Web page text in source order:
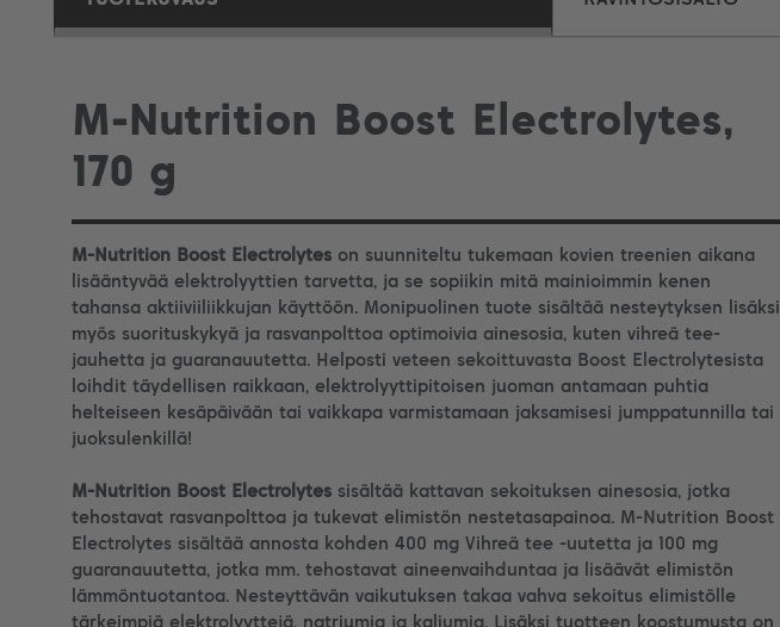
M-Nutrition Boost Electrolytes,
170 g
M-Nutrition Boost Electrolytes on suunniteltu tukemaan kovien treenien aikana
lisääntyvää elektrolyyttien tarvetta, ja se sopiikin mitä mainioimmin kenen
tahansa aktiiviiliikkujan käyttöön. Monipuolinen tuote sisältää nesteytyksen lisäksi
myös suorituskykyä ja rasvanpolttoa optimoivia ainesosia, kuten vihreä tee-
jauhetta ja guaranauutetta. Helposti veteen sekoittuvasta Boost Electrolytesista
loihdit täydellisen raikkaan, elektrolyyttipitoisen juoman antamaan puhtia
helteiseen kesäpäivään tai vaikkapa varmistamaan jaksamisesi jumppatunnilla tai
juoksulenkillä!
M-Nutrition Boost Electrolytes sisältää kattavan sekoituksen ainesosia, jotka
tehostavat rasvanpolttoa ja tukevat elimistön nestetasapainoa. M-Nutrition Boost
Electrolytes sisältää annosta kohden 400 mg Vihreä tee -uutetta ja 100 mg
guaranauutetta, jotka mm. tehostavat aineenvaihduntaa ja lisäävät elimistön
lämmöntuotantoa. Nesteyttävän vaikutuksen takaa vahva sekoitus elimistölle
tärkeimpiä elektrolyyttejä, natriumia ja kaliumia. Lisäksi tuotteen koostumusta on